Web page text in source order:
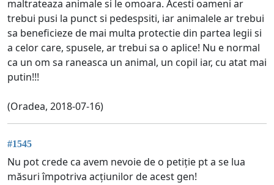
maltrateaza animale si le omoara. Acesti oameni ar
trebui pusi la punct si pedespsiti, iar animalele ar trebui
sa beneficieze de mai multa protectie din partea legii si
a celor care, spusele, ar trebui sa o aplice! Nu e normal
ca un om sa raneasca un animal, un copil iar, cu atat mai
putin!!!
(Oradea, 2018-07-16)
#1545
Nu pot crede ca avem nevoie de o petiție pt a se lua
măsuri împotriva acțiunilor de acest gen!